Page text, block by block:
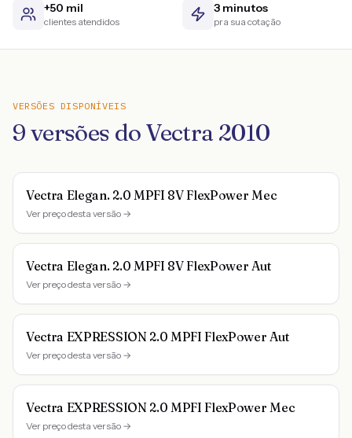
+50 mil
clientes atendidos
3 minutos
pra sua cotação
VERSÕES DISPONÍVEIS
9versões doVectra 2010
Vectra Elegan. 2.0 MPFI 8V FlexPower Mec
Ver preço desta versão →
Vectra Elegan. 2.0 MPFI 8V FlexPower Aut
Ver preço desta versão →
Vectra EXPRESSION 2.0 MPFI FlexPower Aut
Ver preço desta versão →
Vectra EXPRESSION 2.0 MPFI FlexPower Mec
Ver preço desta versão →